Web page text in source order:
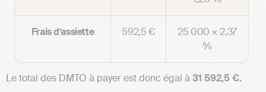
Frais d’assiette 592,5 €
25 000 × 2,37
%
Le total des DMTO à payer est donc égal à 31 592,5 €.